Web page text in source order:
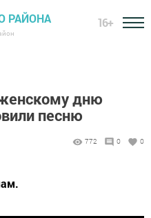
РАЙОНА 16+
дню
песню
772 0 0